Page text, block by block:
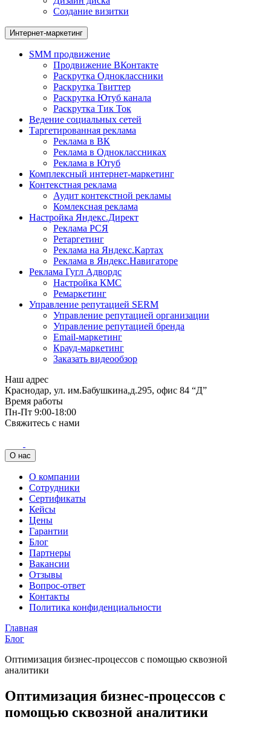
Создание визитки
Интернет-маркетинг
SMM продвижение
Продвижение ВКонтакте
Раскрутка Одноклассники
Раскрутка Твиттер
Раскрутка Ютуб канала
Раскрутка Тик Ток
Ведение социальных сетей
Таргетированная реклама
Реклама в ВК
Реклама в Одноклассниках
Реклама в Ютуб
Комплексный интернет-маркетинг
Контекстная реклама
Аудит контекстной рекламы
Комлексная реклама
Настройка Яндекс.Директ
Реклама РСЯ
Ретаргетинг
Реклама на Яндекс.Картах
Реклама в Яндекс.Навигаторе
Реклама Гугл Адвордс
Настройка КМС
Ремаркетинг
Управление репутацией SERM
Управление репутацией организации
Управление репутацией бренда
Email-маркетинг
Крауд-маркетинг
Заказать видеообзор
Наш адрес
Краснодар, ул. им.Бабушкина,д.295, офис 84 “Д”
Время работы
Пн-Пт 9:00-18:00
Свяжитесь с нами
О нас
О компании
Сотрудники
Сертификаты
Кейсы
Цены
Гарантии
Блог
Партнеры
Вакансии
Отзывы
Вопрос-ответ
Контакты
Политика конфиденциальности
Главная
Блог
Оптимизация бизнес-процессов с помощью сквозной
аналитики
Оптимизация бизнес-процессов с
помощью сквозной аналитики